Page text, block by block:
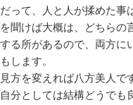
だって、人と人が揉めた事
を聞けば大概は、どちらの
する所があるので、両方に
もします。
見方を変えれば八方美人で
自分としては結構どうでも